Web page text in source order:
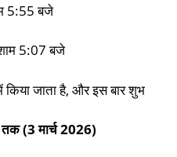
5:55 बजे
5:07 बजे
किया जाता है, और इस बार शुभ
(3 मार्च 2026)